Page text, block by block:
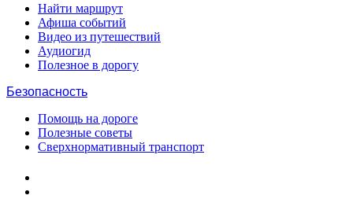
Найти маршрут
Афиша событий
Видео из путешествий
Аудиогид
Полезное в дорогу
Безопасность
Помощь на дороге
Полезные советы
Сверхнормативный транспорт